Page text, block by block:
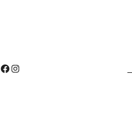
Facebook
Instagram